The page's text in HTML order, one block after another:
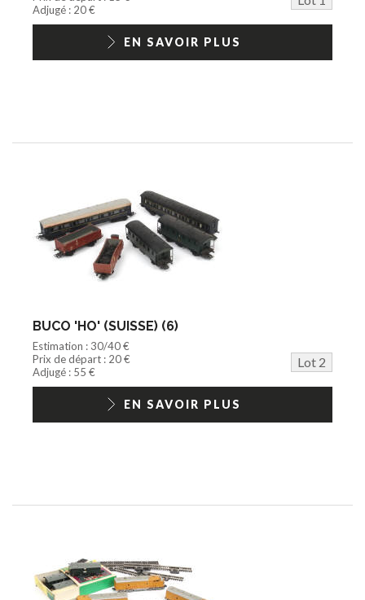
Jouets Fast Food
Trading cards
1/18ème moderne
Adjugé : 20 €
EN SAVOIR PLUS
BUCO 'HO' (SUISSE) (6)
Estimation : 30/40 €
Prix de départ : 20 €
Lot 2
Adjugé : 55 €
EN SAVOIR PLUS